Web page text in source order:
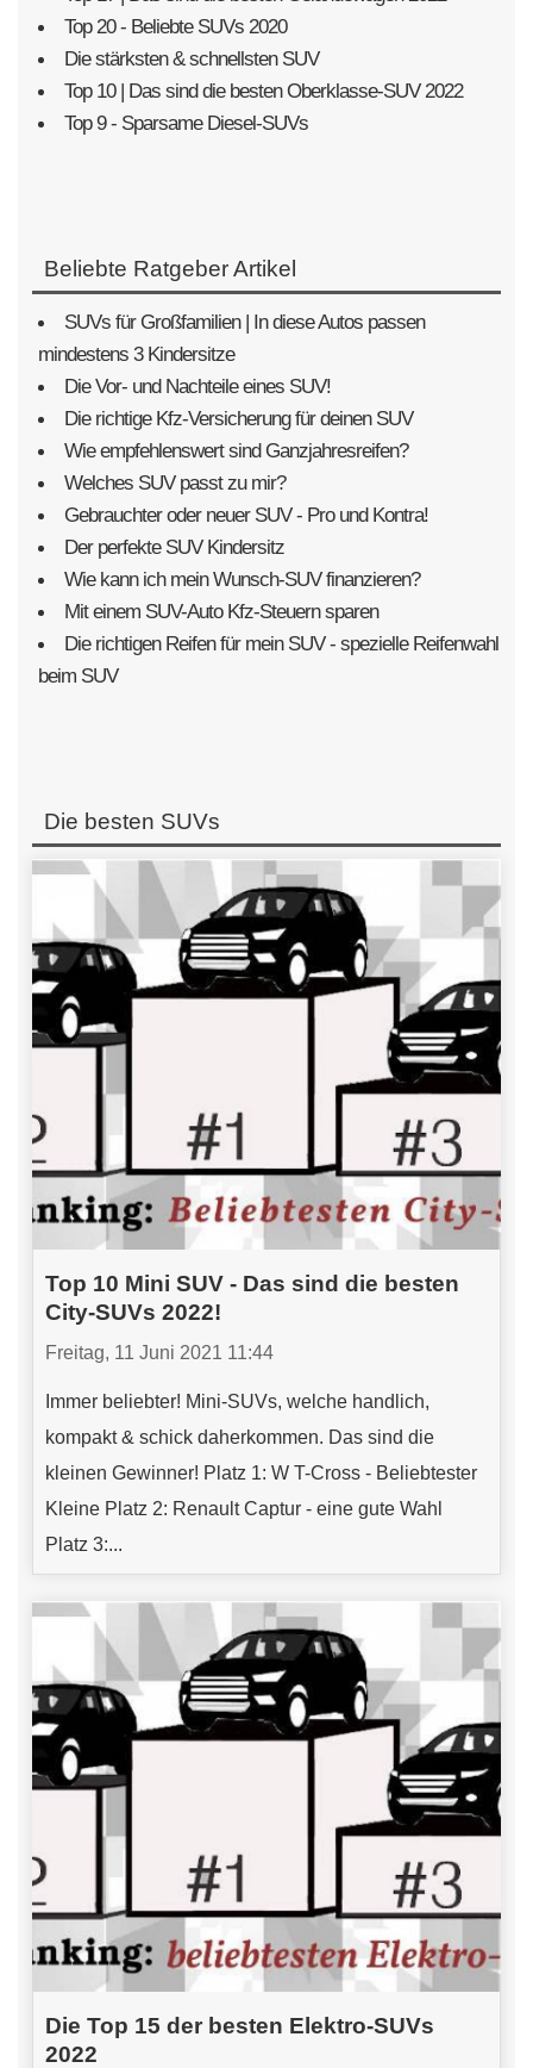
Top 20 - Beliebte SUVs 2020
Die stärksten & schnellsten SUV
Top 10 | Das sind die besten Oberklasse-SUV 2022
Top 9 - Sparsame Diesel-SUVs
Beliebte Ratgeber Artikel
SUVs für Großfamilien | In diese Autos passen
mindestens 3 Kindersitze
Die Vor- und Nachteile eines SUV!
Die richtige Kfz-Versicherung für deinen SUV
Wie empfehlenswert sind Ganzjahresreifen?
Welches SUV passt zu mir?
Gebrauchter oder neuer SUV - Pro und Kontra!
Der perfekte SUV Kindersitz
Wie kann ich mein Wunsch-SUV finanzieren?
Mit einem SUV-Auto Kfz-Steuern sparen
Die richtigen Reifen für mein SUV - spezielle Reifenwahl
beim SUV
Die besten SUVs
Top 10 Mini SUV - Das sind die besten
City-SUVs 2022!
Freitag, 11 Juni 2021 11:44
Immer beliebter! Mini-SUVs, welche handlich,
kompakt & schick daherkommen. Das sind die
kleinen Gewinner! Platz 1: W T-Cross - Beliebtester
Kleine Platz 2: Renault Captur - eine gute Wahl
Platz 3:...
Die Top 15 der besten Elektro-SUVs
2022